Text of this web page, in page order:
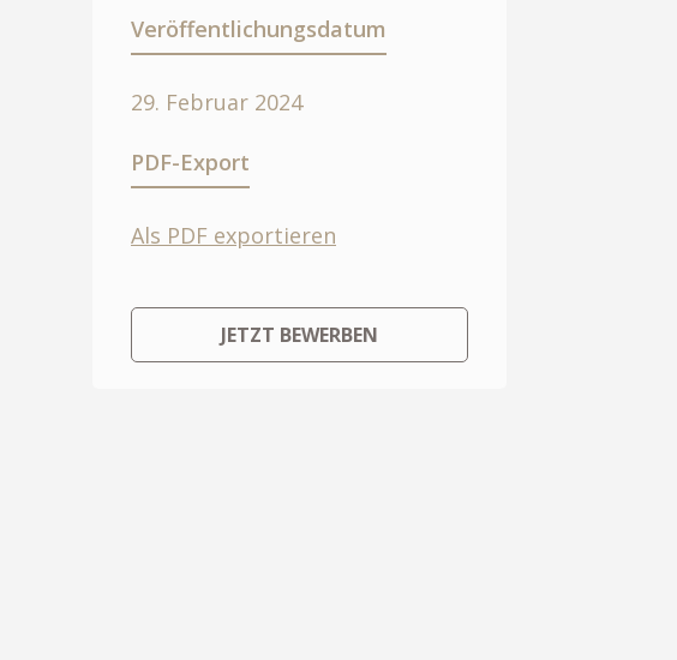
Veröffentlichungsdatum
29. Februar 2024
PDF-Export
Als PDF exportieren
JETZT BEWERBEN